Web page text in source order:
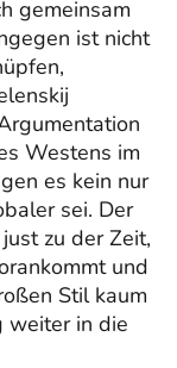
gemeinsam
ist nicht
Westens im
es kein nur
sei. Der
zu der Zeit,
und
Stil kaum
weiter in die